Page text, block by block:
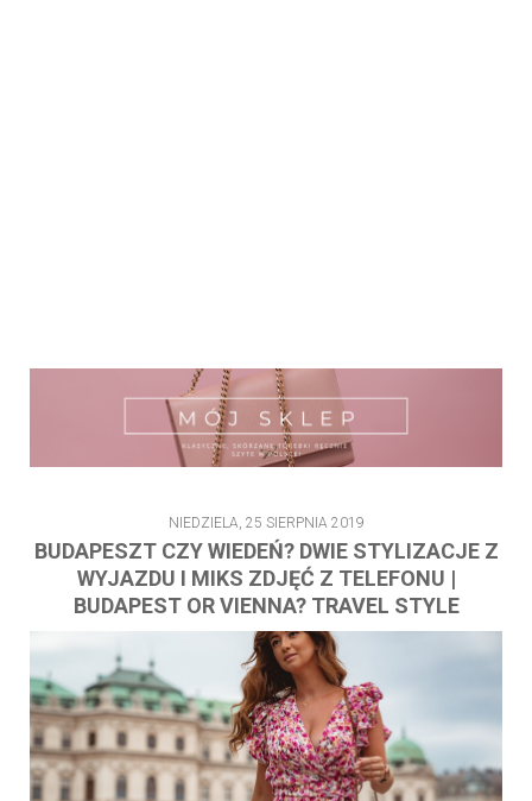
NIEDZIELA, 25 SIERPNIA 2019
BUDAPESZT CZY WIEDEŃ? DWIE STYLIZACJE Z
WYJAZDU I MIKS ZDJĘĆ Z TELEFONU |
BUDAPEST OR VIENNA? TRAVEL STYLE